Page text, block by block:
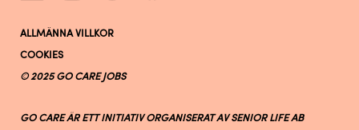
GO CARE ÄR ETT INITIATIV ORGANISERAT AV SENIOR LIFE AB
© 2025 GO CARE JOBS
ALLMÄNNA VILLKOR
COOKIES